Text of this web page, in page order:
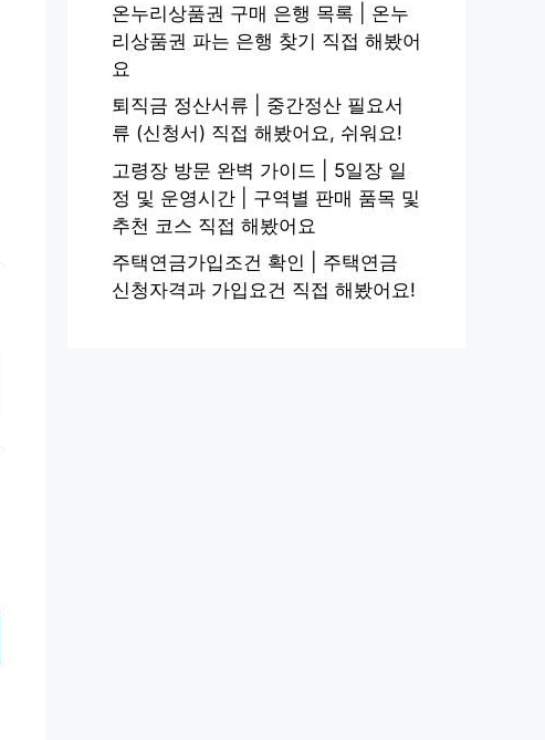
온누리상품권 구매 은행 목록 | 온누
리상품권 파는 은행 찾기 직접 해봤어
요
퇴직금 정산서류 | 중간정산 필요서
류 (신청서) 직접 해봤어요, 쉬워요!
고령장 방문 완벽 가이드 | 5일장 일
정 및 운영시간 | 구역별 판매 품목 및
추천 코스 직접 해봤어요
주택연금가입조건 확인 | 주택연금
신청자격과 가입요건 직접 해봤어요!